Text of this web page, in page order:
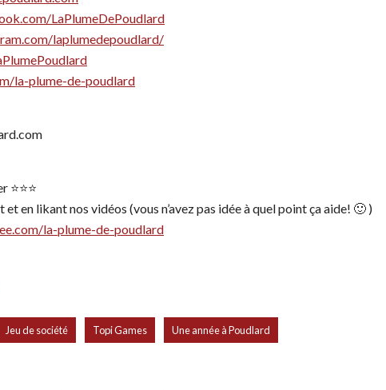
LaPlumeDePoudlard
laplumedepoudlard/
la-plume-de-poudlard
⭐️⭐️⭐️
en likant nos vidéos (vous n’avez pas idée à quel point ça aide! 🙂 )
la-plume-de-poudlard
Jeu de société Topi Games Une année à Poudlard